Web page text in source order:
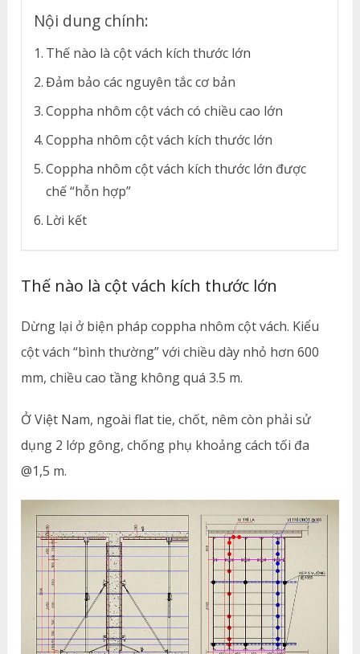
Nội dung chính:
Thế nào là cột vách kích thước lớn
Đảm bảo các nguyên tắc cơ bản
Coppha nhôm cột vách có chiều cao lớn
Coppha nhôm cột vách kích thước lớn
Coppha nhôm cột vách kích thước lớn được
chế “hỗn hợp”
Lời kết
Thế nào là cột vách kích thước lớn
Dừng lại ở biện pháp coppha nhôm cột vách. Kiểu
cột vách “bình thường” với chiều dày nhỏ hơn 600
mm, chiều cao tầng không quá 3.5 m.
Ở Việt Nam, ngoài flat tie, chốt, nêm còn phải sử
dụng 2 lớp gông, chống phụ khoảng cách tối đa
@1,5 m.